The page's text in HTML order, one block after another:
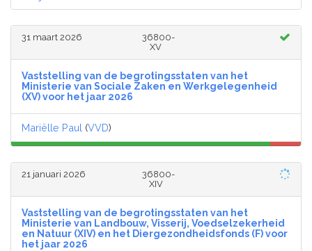
31 maart 2026
36800-
XV
Vaststelling van de begrotingsstaten van het
Ministerie van Sociale Zaken en Werkgelegenheid
(XV) voor het jaar 2026
Mariëlle Paul (VVD)
21 januari 2026
36800-
XIV
Vaststelling van de begrotingsstaten van het
Ministerie van Landbouw, Visserij, Voedselzekerheid
en Natuur (XIV) en het Diergezondheidsfonds (F) voor
het jaar 2026